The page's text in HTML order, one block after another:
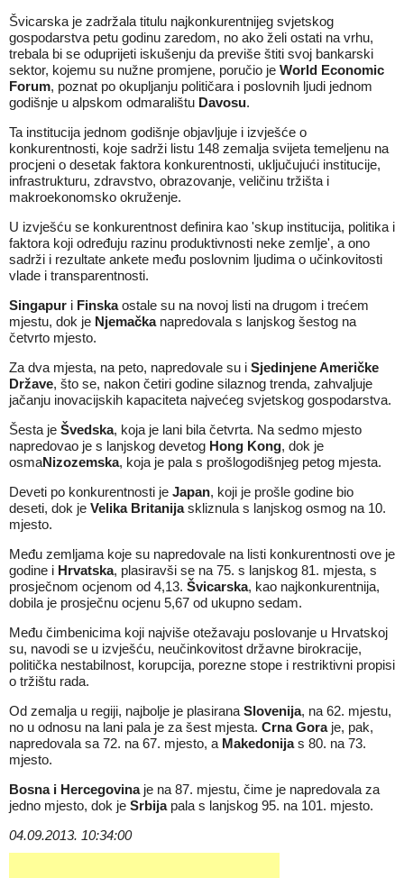
Švicarska je zadržala titulu najkonkurentnijeg svjetskog
gospodarstva petu godinu zaredom, no ako želi ostati na vrhu,
trebala bi se oduprijeti iskušenju da previše štiti svoj bankarski
sektor, kojemu su nužne promjene, poručio je World Economic
Forum, poznat po okupljanju političara i poslovnih ljudi jednom
godišnje u alpskom odmaralištu Davosu.
Ta institucija jednom godišnje objavljuje i izvješće o
konkurentnosti, koje sadrži listu 148 zemalja svijeta temeljenu na
procjeni o desetak faktora konkurentnosti, uključujući institucije,
infrastrukturu, zdravstvo, obrazovanje, veličinu tržišta i
makroekonomsko okruženje.
U izvješću se konkurentnost definira kao 'skup institucija, politika i
faktora koji određuju razinu produktivnosti neke zemlje', a ono
sadrži i rezultate ankete među poslovnim ljudima o učinkovitosti
vlade i transparentnosti.
Singapur i Finskaostale su na novoj listi na drugom i trećem
mjestu, dok je Njemačkanapredovala s lanjskog šestog na
četvrto mjesto.
Za dva mjesta, na peto, napredovale su i Sjedinjene Američke
Države, što se, nakon četiri godine silaznog trenda, zahvaljuje
jačanju inovacijskih kapaciteta najvećeg svjetskog gospodarstva.
Šesta je Švedska, koja je lani bila četvrta. Na sedmo mjesto
napredovao je s lanjskog devetog Hong Kong, dok je
osmaNizozemska, koja je pala s prošlogodišnjeg petog mjesta.
Deveti po konkurentnosti je Japan, koji je prošle godine bio
deseti, dok je Velika Britanijaskliznula s lanjskog osmog na 10.
mjesto.
Među zemljama koje su napredovale na listi konkurentnosti ove je
godine i Hrvatska, plasiravši se na 75. s lanjskog 81. mjesta, s
prosječnom ocjenom od 4,13. Švicarska, kao najkonkurentnija,
dobila je prosječnu ocjenu 5,67 od ukupno sedam.
Među čimbenicima koji najviše otežavaju poslovanje u Hrvatskoj
su, navodi se u izvješću, neučinkovitost državne birokracije,
politička nestabilnost, korupcija, porezne stope i restriktivni propisi
o tržištu rada.
Od zemalja u regiji, najbolje je plasirana Slovenija, na 62. mjestu,
no u odnosu na lani pala je za šest mjesta. Crna Goraje, pak,
napredovala sa 72. na 67. mjesto, a Makedonijas 80. na 73.
mjesto.
Bosna i Hercegovinaje na 87. mjestu, čime je napredovala za
jedno mjesto, dok je Srbijapala s lanjskog 95. na 101. mjesto.
04.09.2013. 10:34:00